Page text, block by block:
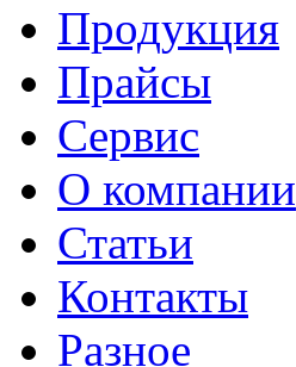
Продукция
Прайсы
Сервис
О компании
Статьи
Контакты
Разное